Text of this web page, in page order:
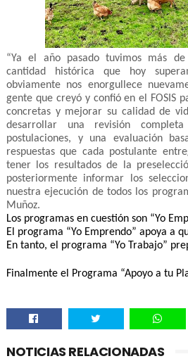
“Ya el año pasado tuvimos más
cantidad histórica que hoy
obviamente nos enorgullece
gente que creyó y confió en el FOSIS
concretas y mejorar su calidad de
desarrollar una revisión
postulaciones, y una evaluación
respuestas que cada postulante
tener los resultados de la
posteriormente informar los
nuestra ejecución de todos los
Muñoz.
Los programas en cuestión son “Yo
El programa “Yo Emprendo” apoya a
En tanto, el programa “Yo Trabajo”
Finalmente el Programa “Apoyo a tu
NOTICIAS RELACIONADAS